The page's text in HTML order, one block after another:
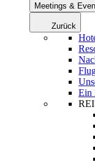
Meetings &
Zurück
Ein